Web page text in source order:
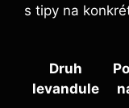
s tipy na
Druh
levandule